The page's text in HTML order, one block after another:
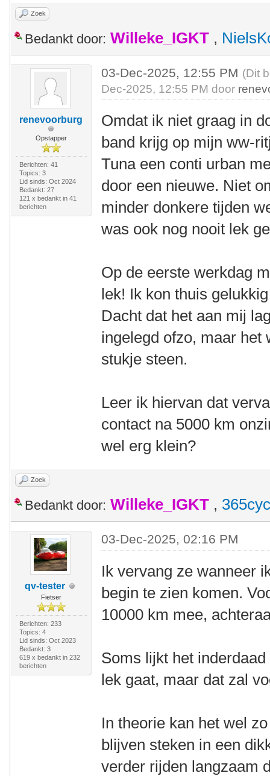
Zoek
Bedankt door: Willeke_IGKT ,
renevoorburg
Opstapper
Berichten: 41
Topics: 3
Lid sinds: Oct 2024
Bedankt: 27
121 x bedankt in 41
berichten
03-Dec-2025, 12:55 PM (Dit
Dec-2025, 12:55 PM door
Omdat ik niet graag in
band krijg op mijn ww-
Tuna een conti urban
door een nieuwe. Niet
minder donkere tijden
was ook nog nooit lek
Op de eerste werkdag
lek! Ik kon thuis
Dacht dat het aan mij
ingelegd ofzo, maar het
stukje steen.
Leer ik hiervan dat
contact na 5000 km
wel erg klein?
Zoek
Bedankt door: Willeke_IGKT ,
qv-tester
Fietser
Berichten: 233
Topics: 4
Lid sinds: Oct 2023
Bedankt: 3
619 x bedankt in 232
berichten
03-Dec-2025, 02:16 PM
Ik vervang ze wanneer
begin te zien komen.
10000 km mee,
Soms lijkt het
lek gaat, maar dat zal
In theorie kan het wel
blijven steken in een
verder rijden langzaam